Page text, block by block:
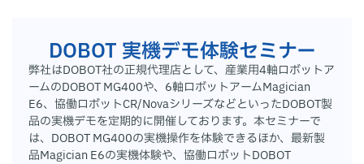
DOBOT 実機デモ体験セミナー
弊社はDOBOT社の正規代理店として、産業用4軸ロボットア
ームのDOBOT MG400や、6軸ロボットアームMagician
E6、協働ロボットCR/NovaシリーズなどといったDOBOT製
品の実機デモを定期的に開催しております。本セミナーで
は、DOBOT MG400の実機操作を体験できるほか、最新製
品Magician E6の実機体験や、協働ロボットDOBOT